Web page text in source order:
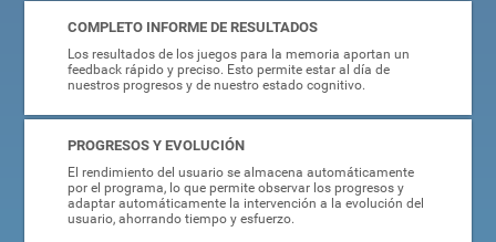
COMPLETO INFORME DE RESULTADOS
Los resultados de los juegos para la memoria aportan un
feedback rápido y preciso. Esto permite estar al día de
nuestros progresos y de nuestro estado cognitivo.
PROGRESOS Y EVOLUCIÓN
El rendimiento del usuario se almacena automáticamente
por el programa, lo que permite observar los progresos y
adaptar automáticamente la intervención a la evolución del
usuario, ahorrando tiempo y esfuerzo.